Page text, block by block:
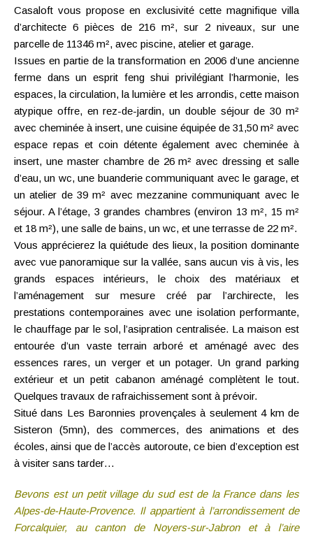
Casaloft vous propose en exclusivité cette magnifique villa
d’architecte 6 pièces de 216 m², sur 2 niveaux, sur une
parcelle de 11346 m², avec piscine, atelier et garage.
Issues en partie de la transformation en 2006 d’une ancienne
ferme dans un esprit feng shui privilégiant l’harmonie, les
espaces, la circulation, la lumière et les arrondis, cette maison
atypique offre, en rez-de-jardin, un double séjour de 30 m²
avec cheminée à insert, une cuisine équipée de 31,50 m² avec
espace repas et coin détente également avec cheminée à
insert, une master chambre de 26 m² avec dressing et salle
d’eau, un wc, une buanderie communiquant avec le garage, et
un atelier de 39 m² avec mezzanine communiquant avec le
séjour. A l’étage, 3 grandes chambres (environ 13 m², 15 m²
et 18 m²), une salle de bains, un wc, et une terrasse de 22 m².
Vous apprécierez la quiétude des lieux, la position dominante
avec vue panoramique sur la vallée, sans aucun vis à vis, les
grands espaces intérieurs, le choix des matériaux et
l’aménagement sur mesure créé par l’archirecte, les
prestations contemporaines avec une isolation performante,
le chauffage par le sol, l’asipration centralisée. La maison est
entourée d’un vaste terrain arboré et aménagé avec des
essences rares, un verger et un potager. Un grand parking
extérieur et un petit cabanon aménagé complètent le tout.
Quelques travaux de rafraichissement sont à prévoir.
Situé dans Les Baronnies provençales à seulement 4 km de
Sisteron (5mn), des commerces, des animations et des
écoles, ainsi que de l’accès autoroute, ce bien d’exception est
à visiter sans tarder…
Bevons est un petit village du sud est de la France dans les
Alpes-de-Haute-Provence. Il appartient à l’arrondissement de
Forcalquier, au canton de Noyers-sur-Jabron et à l’aire